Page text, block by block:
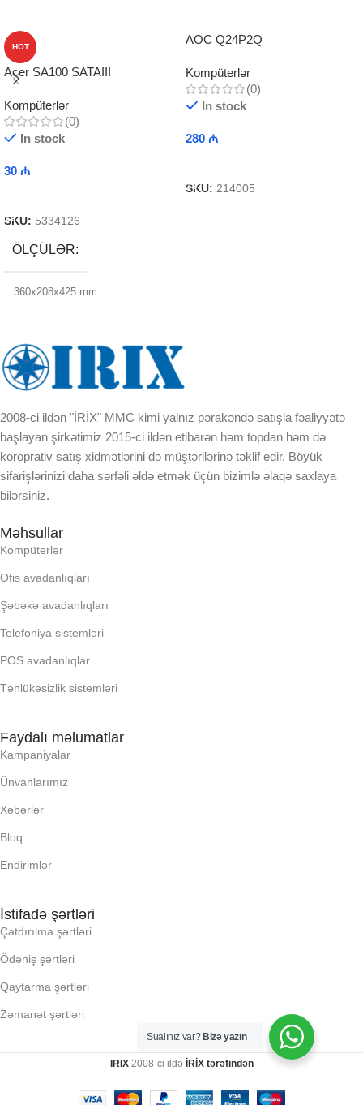
HOT
Acer SA100 SATAIII
Kompüterlər
(0)
In stock
30 ₼
SKU: 5334126
ÖLÇÜLƏR
360x208x425 mm
AOC Q24P2Q
Kompüterlər
(0)
In stock
280 ₼
SKU: 214005
2008-ci ildən "İRİX" MMC kimi yalnız pərakəndə satışla fəaliyyətə
başlayan şirkətimiz 2015-ci ildən etibarən həm topdan həm də
koroprativ satış xidmətlərini də müştərilərinə təklif edir. Böyük
sifarişlərinizi daha sərfəli əldə etmək üçün bizimlə əlaqə saxlaya
bilərsiniz.
Məhsullar
Kompüterlər
Ofis avadanlıqları
Şəbəkə avadanlıqları
Telefoniya sistemləri
POS avadanlıqlar
Təhlükəsizlik sistemləri
Faydalı məlumatlar
Kampaniyalar
Ünvanlarımız
Xəbərlər
Bloq
Endirimlər
İstifadə şərtləri
Çatdırılma şərtləri
Ödəniş şərtləri
Qaytarma şərtləri
Zəmanət şərtləri
IRIX 2008-ci ildə İRİX tərəfindən
Sualınız var? Bizə yazın